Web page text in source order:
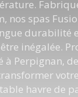
nos spas
durabilité
inégalée.
Perpignan,
havre de